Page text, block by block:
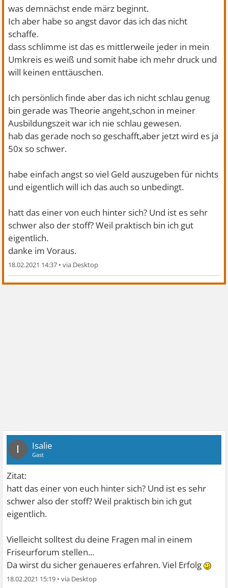
was demnächst ende märz beginnt.
Ich aber habe so angst davor das ich das nicht
schaffe.
dass schlimme ist das es mittlerweile jeder in mein
Umkreis es weiß und somit habe ich mehr druck und
will keinen enttäuschen.
Ich persönlich finde aber das ich nicht schlau genug
bin gerade was Theorie angeht,schon in meiner
Ausbildungszeit war ich nie schlau gewesen.
hab das gerade noch so geschafft,aber jetzt wird es ja
50x so schwer.
habe einfach angst so viel Geld auszugeben für nichts
und eigentlich will ich das auch so unbedingt.
hatt das einer von euch hinter sich? Und ist es sehr
schwer also der stoff? Weil praktisch bin ich gut
eigentlich.
danke im Voraus.
18.02.2021 14:37 •
I Isalie
Gast
Zitat:
hatt das einer von euch hinter sich? Und ist es sehr
schwer also der stoff? Weil praktisch bin ich gut
eigentlich.
Vielleicht solltest du deine Fragen mal in einem
Friseurforum stellen...
Da wirst du sicher genaueres erfahren. Viel Erfolg
18.02.2021 15:19 •